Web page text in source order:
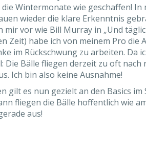
Wintermonate wie geschaffen! In
wieder die klare Erkenntnis
mir vor wie Bill Murray in „Und
Zeit) habe ich von meinem Pro die
im Rückschwung zu arbeiten. Da
Die Bälle fliegen derzeit zu oft nach
Ich bin also keine Ausnahme!
gilt es nun gezielt an den Basics
fliegen die Bälle hoffentlich wie
aus!